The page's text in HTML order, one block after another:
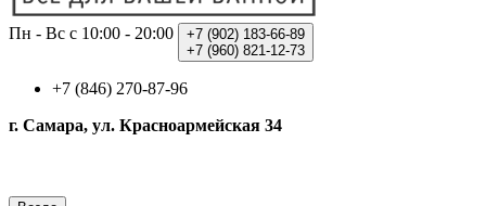
Пн - Вс с 10:00 - 20:00 +7 (902) 183-66-89
+7 (960) 821-12-73
+7 (846) 270-87-96
г. Самара, ул. Красноармейская 34